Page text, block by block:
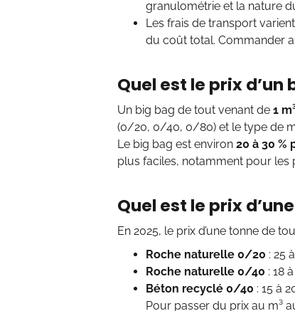
granulométrie et la nature
Les frais de transport
du coût total. Commander
Quel est le prix
Un big bag de tout venant de 1
(0/20, 0/40, 0/80) et le type de
Le big bag est environ 20 à 30 %
plus faciles, notamment pour les
Quel est le prix
En 2025, le prix d’une tonne de
Roche naturelle 0/20 : 25
Roche naturelle 0/40 : 18
Béton recyclé 0/40 : 15 à
Pour passer du prix au m³